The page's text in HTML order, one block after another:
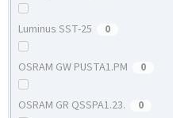
Luminus SST-25 0
OSRAM GW PUSTA1.PM 0
OSRAM GR QSSPA1.23. 0